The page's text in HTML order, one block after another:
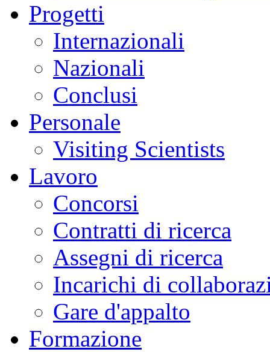
Progetti
Internazionali
Nazionali
Conclusi
Personale
Visiting Scientists
Lavoro
Concorsi
Contratti di ricerca
Assegni di ricerca
Incarichi di
Gare d'appalto
Formazione